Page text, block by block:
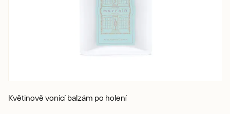
Květinově vonící balzám po holení